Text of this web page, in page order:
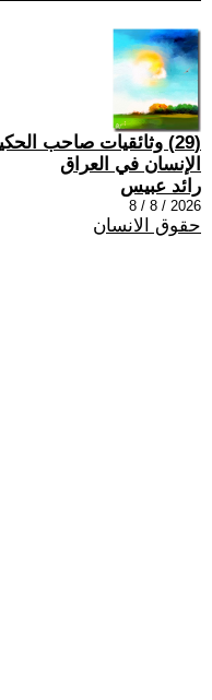
(29) وثائقيات صاحب
الإنسان في العراق
رائد عبيس
2026 / 8 / 8
حقوق الانسان